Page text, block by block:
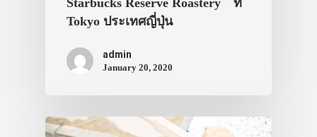
Tokyo ประเทศญี่ปุ่น
admin
January 20, 2020
เอง
ทัวร์
ที่พัก